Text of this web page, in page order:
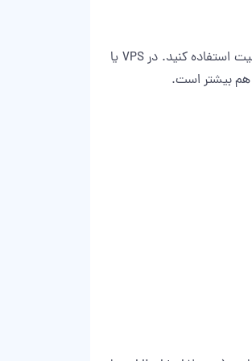
اگر از هاست اشتراکی استفاده می‌کنید، معمولا دسترسی روت یا فایروال اختصاصی ندارید و باید از ابزارهای خود سی پنل برای بکاپ، ری‌استور و امنیت استفاده کنید. در VPS یا